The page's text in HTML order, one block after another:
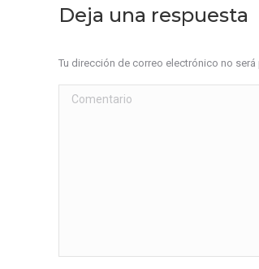
Deja una respuesta
Tu dirección de correo electrónico no
Comentario